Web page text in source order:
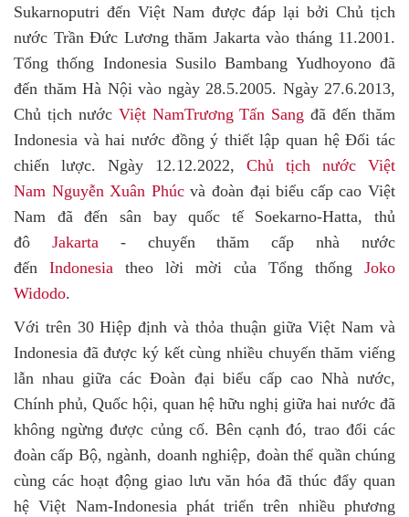
Sukarnoputri đến Việt Nam được đáp lại bởi Chủ tịch
nước Trần Đức Lương thăm Jakarta vào tháng 11.2001.
Tổng thống Indonesia Susilo Bambang Yudhoyono đã
đến thăm Hà Nội vào ngày 28.5.2005. Ngày 27.6.2013,
Chủ tịch nước Việt NamTrương Tấn Sang đã đến thăm
Indonesia và hai nước đồng ý thiết lập quan hệ Đối tác
chiến lược. Ngày 12.12.2022, Chủ tịch nước Việt
Nam Nguyễn Xuân Phúcvà đoàn đại biểu cấp cao Việt
Nam đã đến sân bay quốc tế Soekarno-Hatta, thủ
đô Jakarta - chuyến thăm cấp nhà nước
đến Indonesia theo lời mời của Tổng thống Joko
Widodo.
Với trên 30 Hiệp định và thỏa thuận giữa Việt Nam và
Indonesia đã được ký kết cùng nhiều chuyến thăm viếng
lẫn nhau giữa các Đoàn đại biểu cấp cao Nhà nước,
Chính phủ, Quốc hội, quan hệ hữu nghị giữa hai nước đã
không ngừng được củng cố. Bên cạnh đó, trao đổi các
đoàn cấp Bộ, ngành, doanh nghiệp, đoàn thể quần chúng
cùng các hoạt động giao lưu văn hóa đã thúc đẩy quan
hệ Việt Nam-Indonesia phát triển trên nhiều phương